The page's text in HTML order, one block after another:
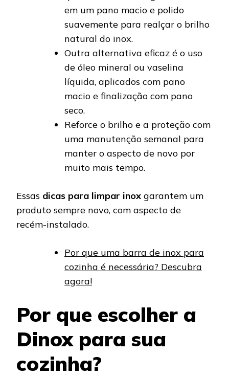
em um pano macio e polido
suavemente para realçar o brilho
natural do inox.
Outra alternativa eficaz é o uso
de óleo mineral ou vaselina
líquida, aplicados com pano
macio e finalização com pano
seco.
Reforce o brilho e a proteção com
uma manutenção semanal para
manter o aspecto de novo por
muito mais tempo.
Essas dicas para limpar inox garantem um
produto sempre novo, com aspecto de
recém-instalado.
Por que uma barra de inox para
cozinha é necessária? Descubra
agora!
Por que escolher a
Dinox para sua
cozinha?